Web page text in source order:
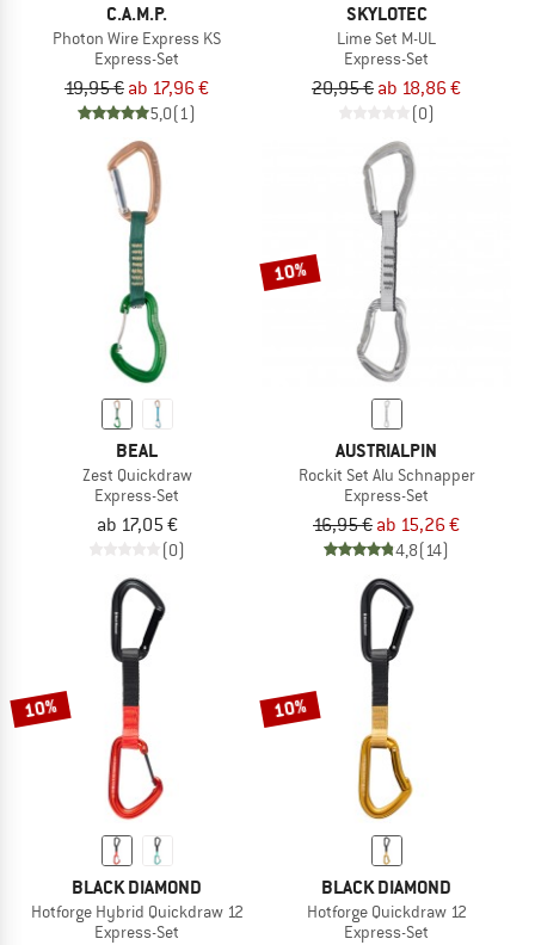
C.A.M.P.
Photon Wire Express KS
Express-Set
19,95 € ab 17,96 €
5,0(1)
SKYLOTEC
Lime Set M-UL
Express-Set
20,95 € ab 18,86 €
(0)
BEAL
Zest Quickdraw
Express-Set
ab 17,05 €
(0)
10%
AUSTRIALPIN
Rockit Set Alu Schnapper
Express-Set
16,95 € ab 15,26 €
4,8(14)
10%
BLACK DIAMOND
Hotforge Hybrid Quickdraw 12
Express-Set
10%
BLACK DIAMOND
Hotforge Quickdraw 12
Express-Set